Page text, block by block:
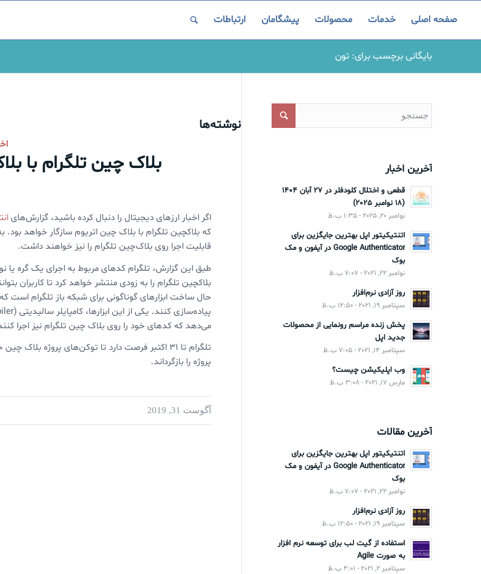
صفحه اصلی خدمات محصولات پیشگامان ارتباطات
بایگانی برچسب برای: تون
نوشته‌ها
بلاک چین تلگرام با
اگر اخبار ارزهای دیجیتال را دنبال کرده باشید، گزارش‌های
که بلاکچین تلگرام با بلاک چین اتریوم سازگار خواهد
قابلیت اجرا روی بلاک‌چین تلگرام را نیز خواهند داشت.
بلاکچین تلگرام را به زودی منتشر خواهد کرد تا کاربران
حال ساخت ابزارهای گوناگونی برای شبکه باز تلگرام
می‌دهد که کدهای خود را روی بلاک چین تلگرام نیز اجرا
تلگرام تا ۳۱ اکتبر فرصت دارد تا توکن‌های پروژه
پروژه را بازگرداند.
آگوست 31, 2019
آخرین اخبار
قطعی و اختلال کلودفلر در 27 آبان 1404
(18 نوامبر 2025)
نوامبر 20, 2025 - 1:35 ب.ظ
اتنتیکیتور اپل بهترین جایگزین برای
Google Authenticator در آیفون و مک
بوک
نوامبر 22, 2021 - 7:07 ب.ظ
روز آزادی نرم‌افزار
سپتامبر 19, 2021 - 12:50 ب.ظ
پخش زنده مراسم رونمایی از محصولات
جدید اپل
سپتامبر 14, 2021 - 7:05 ب.ظ
وب اپلیکیشن چیست؟
مارس 17, 2021 - 3:08 ب.ظ
آخرین مقالات
اتنتیکیتور اپل بهترین جایگزین برای
Google Authenticator در آیفون و مک
بوک
نوامبر 22, 2021 - 7:07 ب.ظ
روز آزادی نرم‌افزار
سپتامبر 19, 2021 - 12:50 ب.ظ
استفاده از گیت لب برای توسعه نرم افزار
به صورت Agile
سپتامبر 2, 2021 - 4:01 ب.ظ